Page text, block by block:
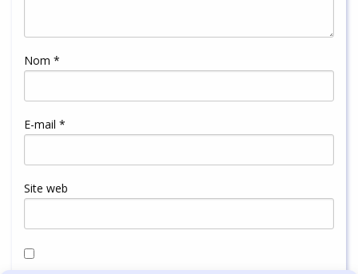
Nom *
E-mail *
Site web